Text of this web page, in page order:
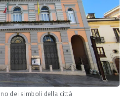
dei simboli della città